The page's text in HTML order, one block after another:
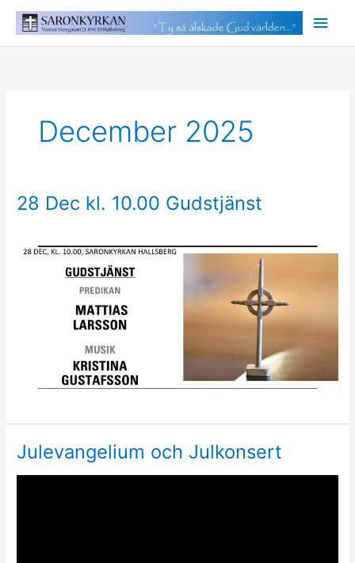
December 2025
28 Dec kl. 10.00 Gudstjänst
Julevangelium och Julkonsert